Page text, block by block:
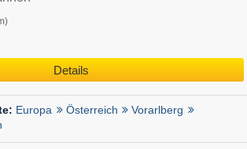
Details
Europa Österreich
Vorarlberg